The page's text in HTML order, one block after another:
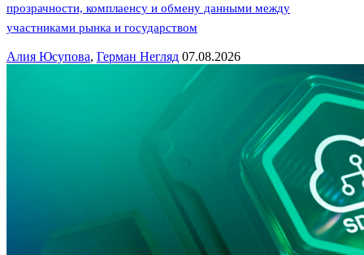
прозрачности, комплаенсу и обмену данными между
участниками рынка и государством
Алия Юсупова, Герман Негляд 07.08.2026